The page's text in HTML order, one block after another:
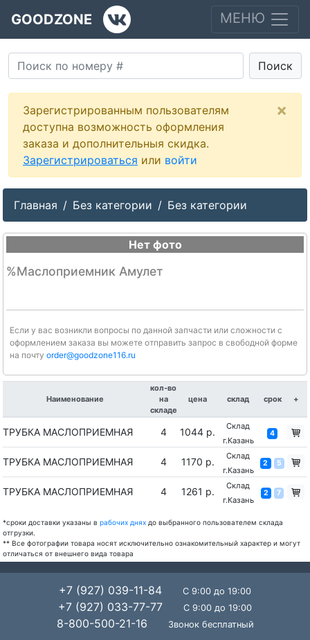
GOODZONE МЕНЮ
Поиск
Зарегистрированным пользователям
доступна возможность оформления
заказа и дополнительныя скидка.
Зарегистрироваться или войти
×
Главная Без категории Без категории
Нет фото
%Маслоприемник Амулет
Если у вас возникли вопросы по данной запчасти или сложности с
оформлением заказа вы можете отправить запрос в свободной форме
на почту order@goodzone116.ru
Наименование
кол-во
на
складе
цена склад срок +
ТРУБКА МАСЛОПРИЕМНАЯ 4 1044 р.
Склад
г.Казань
4
ТРУБКА МАСЛОПРИЕМНАЯ 4 1170 р.
Склад
г.Казань
2 5
ТРУБКА МАСЛОПРИЕМНАЯ 4 1261 р.
Склад
г.Казань
2 7
*сроки доставки указаны в рабочих днях до выбранного пользователем склада
отгрузки.
** Все фотографии товара носят исключительно ознакомительный характер и могут
отличаться от внешнего вида товара
+7 (927) 039-11-84 С 9:00 до 19:00
+7 (927) 033-77-77 С 9:00 до 19:00
8-800-500-21-16 Звонок бесплатный